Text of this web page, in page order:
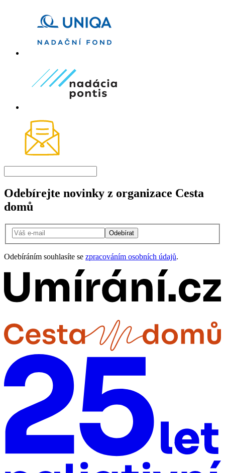
Odebírejte novinky z organizace Cesta
domů
Odebírat
Odebíráním souhlasíte se zpracováním osobních údajů.